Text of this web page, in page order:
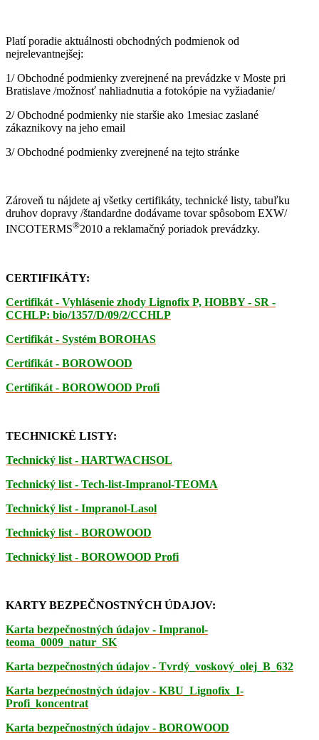
Platí poradie aktuálnosti obchodných podmienok od
nejrelevantnejšej:
1/ Obchodné podmienky zverejnené na prevádzke v Moste pri
Bratislave /možnosť nahliadnutia a fotokópie na vyžiadanie/
2/ Obchodné podmienky nie staršie ako 1mesiac zaslané
zákaznikovy na jeho email
3/ Obchodné podmienky zverejnené na tejto stránke
Zároveň tu nájdete aj všetky certifikáty, technické listy, tabuľku
druhov dopravy /štandardne dodávame tovar spôsobom EXW/
INCOTERMS®2010 a reklamačný poriadok prevádzky.
CERTIFIKÁTY:
Certifikát - Vyhlásenie zhody Lignofix P, HOBBY - SR -
CCHLP: bio/1357/D/09/2/CCHLP
Certifikát - Systém BOROHAS
Certifikát - BOROWOOD
Certifikát - BOROWOOD Profi
TECHNICKÉ LISTY:
Technický list - HARTWACHSOL
Technický list - Tech-list-Impranol-TEOMA
Technický list - Impranol-Lasol
Technický list - BOROWOOD
Technický list - BOROWOOD Profi
KARTY BEZPEČNOSTNÝCH ÚDAJOV:
Karta bezpečnostných údajov - Impranol-
teoma_0009_natur_SK
Karta bezpečnostných údajov - Tvrdý_voskový_olej_B_632
Karta bezpećnostných údajov - KBU_Lignofix_I-
Profi_koncentrat
Karta bezpečnostných údajov - BOROWOOD